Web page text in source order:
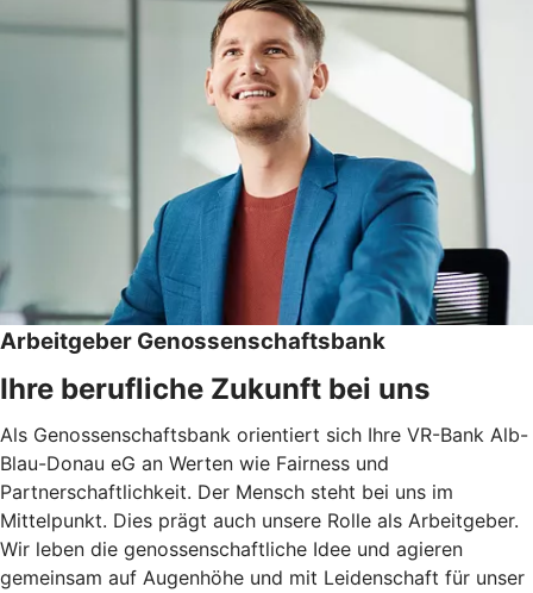
Arbeitgeber Genossenschaftsbank
Ihre berufliche Zukunft bei uns
Als Genossenschaftsbank orientiert sich Ihre VR-Bank Alb-
Blau-Donau eG an Werten wie Fairness und
Partnerschaftlichkeit. Der Mensch steht bei uns im
Mittelpunkt. Dies prägt auch unsere Rolle als Arbeitgeber.
Wir leben die genossenschaftliche Idee und agieren
gemeinsam auf Augenhöhe und mit Leidenschaft für unser